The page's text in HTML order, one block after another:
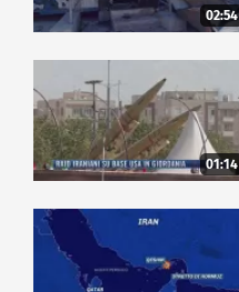
02:54
01:14